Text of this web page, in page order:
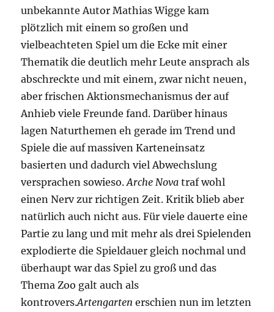
unbekannte Autor Mathias Wigge kam
plötzlich mit einem so großen und
vielbeachteten Spiel um die Ecke mit einer
Thematik die deutlich mehr Leute ansprach als
abschreckte und mit einem, zwar nicht neuen,
aber frischen Aktionsmechanismus der auf
Anhieb viele Freunde fand. Darüber hinaus
lagen Naturthemen eh gerade im Trend und
Spiele die auf massiven Karteneinsatz
basierten und dadurch viel Abwechslung
versprachen sowieso.Arche Nova traf wohl
einen Nerv zur richtigen Zeit. Kritik blieb aber
natürlich auch nicht aus. Für viele dauerte eine
Partie zu lang und mit mehr als drei Spielenden
explodierte die Spieldauer gleich nochmal und
überhaupt war das Spiel zu groß und das
Thema Zoo galt auch als
kontrovers.Artengarten erschien nun im letzten